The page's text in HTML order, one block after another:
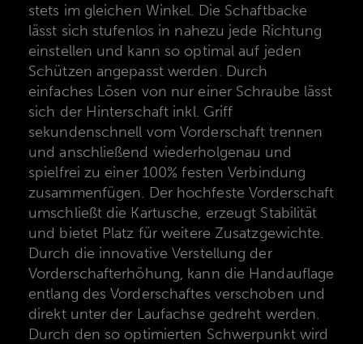
stets im gleichen Winkel. Die Schaftbacke
lässt sich stufenlos in nahezu jede Richtung
einstellen und kann so optimal auf jeden
Schützen angepasst werden. Durch
einfaches Lösen von nur einer Schraube lässt
sich der Hinterschaft inkl. Griff
sekundenschnell vom Vorderschaft trennen
und anschließend wiederholgenau und
spielfrei zu einer 100% festen Verbindung
zusammenfügen. Der hochfeste Vorderschaft
umschließt die Kartusche, erzeugt Stabilität
und bietet Platz für weitere Zusatzgewichte.
Durch die innovative Verstellung der
Vorderschafterhöhung, kann die Handauflage
entlang des Vorderschaftes verschoben und
direkt unter der Laufachse gedreht werden.
Durch den so optimierten Schwerpunkt wird